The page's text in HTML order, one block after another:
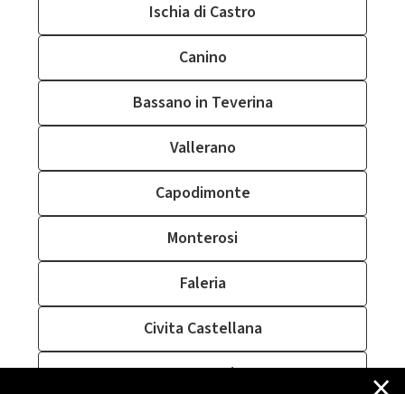
Ischia di Castro
Canino
Bassano in Teverina
Vallerano
Capodimonte
Monterosi
Faleria
Civita Castellana
Bagnoregio